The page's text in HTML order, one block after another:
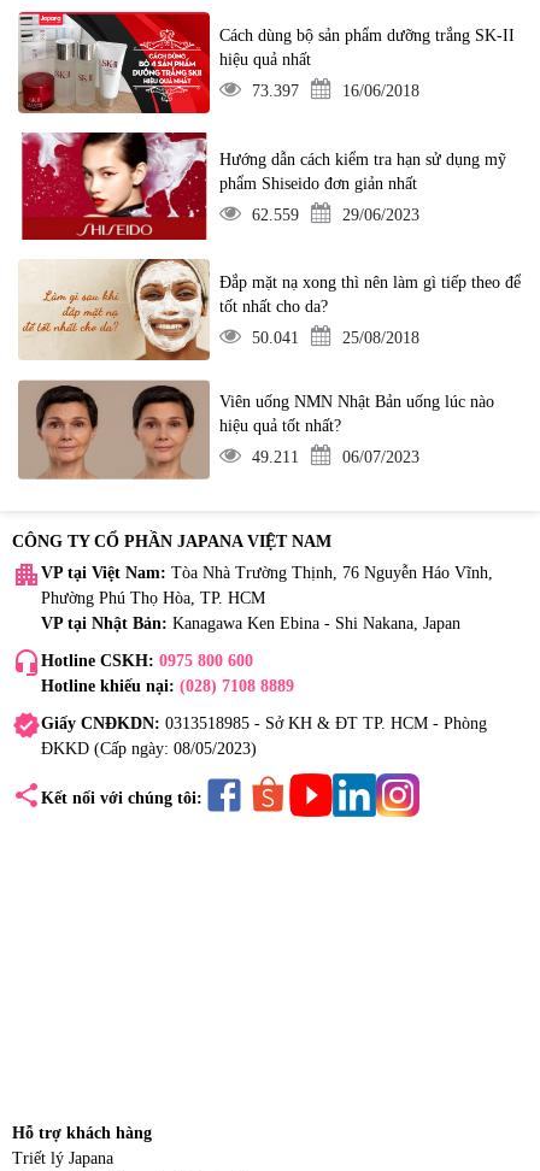
Cách dùng bộ sản phẩm dưỡng trắng SK-II
hiệu quả nhất
73.397
16/06/2018
Hướng dẫn cách kiểm tra hạn sử dụng mỹ
phẩm Shiseido đơn giản nhất
62.559
29/06/2023
Đắp mặt nạ xong thì nên làm gì tiếp theo để
tốt nhất cho da?
50.041
25/08/2018
Viên uống NMN Nhật Bản uống lúc nào
hiệu quả tốt nhất?
49.211
06/07/2023
CÔNG TY CỔ PHẦN JAPANA VIỆT NAM
apartment VP tại Việt Nam: Tòa Nhà Trường Thịnh, 76 Nguyễn Háo Vĩnh,
Phường Phú Thọ Hòa, TP. HCM
VP tại Nhật Bản: Kanagawa Ken Ebina - Shi Nakana, Japan
headset_mic Hotline CSKH: 0975 800 600
Hotline khiếu nại: (028) 7108 8889
verifiedGiấy CNĐKDN: 0313518985 - Sở KH & ĐT TP. HCM - Phòng
ĐKKD (Cấp ngày: 08/05/2023)
share Kết nối với chúng tôi:
Hỗ trợ khách hàng
Triết lý Japana